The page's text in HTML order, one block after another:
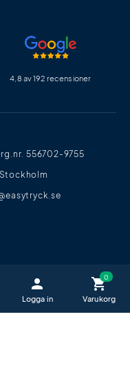
FAQ close
556702-9755
Stockholm
4,8 av 192 recensioner
person shopping_cart